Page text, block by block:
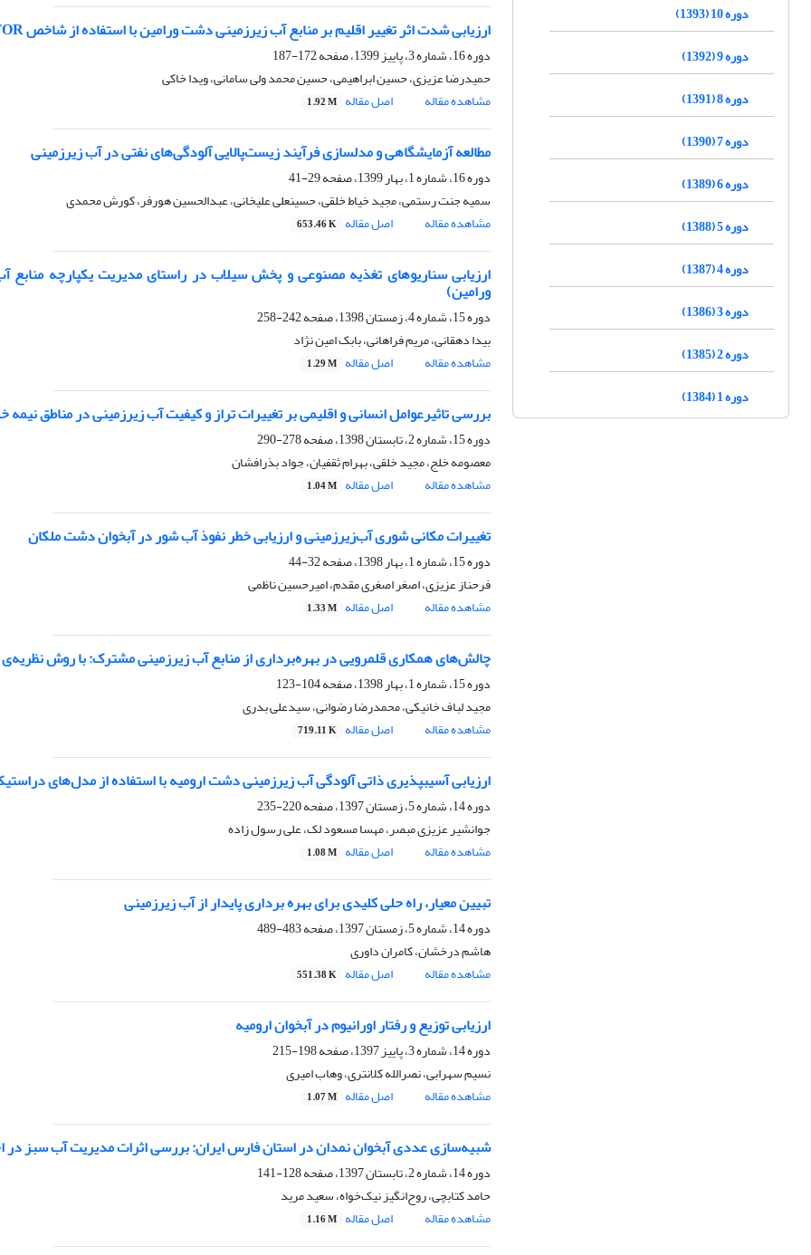
ارزیابی شدت اثر تغییر اقلیم بر منابع آب زیرزمینی دشت ورامین با استفاده از شاخص NISTOR
دوره 16، شماره 3، پاییز 1399، صفحه
172-187
حمیدرضا عزیزی، حسین ابراهیمی، حسین محمد ولی سامانی، ویدا خاکی
مشاهده مقاله
اصل مقاله 1.92 M
مطالعه آزمایشگاهی و مدلسازی فرآیند زیست‌پالایی آلودگی‌های نفتی در آب زیرزمینی
دوره 16، شماره 1، بهار 1399، صفحه
29-41
سمیه جنت رستمی، مجید خیاط خلقی، حسینعلی علیخانی، عبدالحسین هورفر، کورش محمدی
مشاهده مقاله
اصل مقاله 653.46 K
ورامین)
دوره 15، شماره 4، زمستان 1398، صفحه
242-258
بیدا دهقانی، مریم فراهانی، بابک امین نژاد
مشاهده مقاله
اصل مقاله 1.29 M
بررسی تاثیرعوامل انسانی و اقلیمی بر تغییرات تراز و کیفیت آب زیرزمینی در مناطق
دوره 15، شماره 2، تابستان 1398، صفحه
278-290
معصومه خلج، مجید خلقی، بهرام ثقفیان، جواد بذرافشان
مشاهده مقاله
اصل مقاله 1.04 M
تغییرات مکانی شوری آب‌زیرزمینی و ارزیابی خطر نفوذ آب شور در آبخوان دشت ملکان
دوره 15، شماره 1، بهار 1398، صفحه
32-44
فرحناز عزیزی، اصغر اصغری مقدم، امیرحسین ناظمی
مشاهده مقاله
اصل مقاله 1.33 M
چالش‌های همکاری قلمرویی در بهره‌برداری از منابع آب زیرزمینی مشترک: با روش نظریه‌‌ی
دوره 15، شماره 1، بهار 1398، صفحه
104-123
مجید لباف خانیکی، محمدرضا رضوانی، سیدعلی بدری
مشاهده مقاله
اصل مقاله 719.11 K
ارزیابی آسیب‎پذیری ذاتی آلودگی آب زیرزمینی دشت ارومیه با استفاده از مدل‌های دراستیک و دراستیک اصلاح شده
دوره 14، شماره 5، زمستان 1397، صفحه
220-235
جوانشیر عزیزی مبصر، مهسا مسعود لک، علی رسول زاده
مشاهده مقاله
اصل مقاله 1.08 M
تبیین معیار، راه حلی کلیدی‏ برای بهره‏ برداری پایدار از آب‏ زیرزمینی
دوره 14، شماره 5، زمستان 1397، صفحه
483-489
هاشم درخشان، کامران داوری
مشاهده مقاله
اصل مقاله 551.38 K
ارزیابی توزیع و رفتار اورانیوم در آبخوان ارومیه
دوره 14، شماره 3، پاییز 1397، صفحه
198-215
نسیم سهرابی، نصرالله کلانتری، وهاب امیری
مشاهده مقاله
اصل مقاله 1.07 M
شبیه‌سازی عددی آبخوان نمدان در استان فارس ایران: بررسی اثرات مدیریت آب سبز در
دوره 14، شماره 2، تابستان 1397، صفحه
128-141
حامد کتابچی، روح‌انگیز نیک‌خواه، سعید مرید
مشاهده مقاله
اصل مقاله 1.16 M
دوره 10 (1393)
دوره 9 (1392)
دوره 8 (1391)
دوره 7 (1390)
دوره 6 (1389)
دوره 5 (1388)
دوره 4 (1387)
دوره 3 (1386)
دوره 2 (1385)
دوره 1 (1384)